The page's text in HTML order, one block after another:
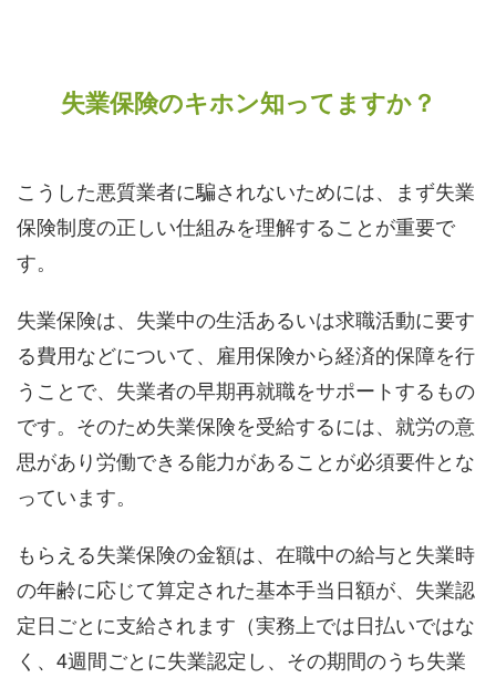
失業保険のキホン知ってますか？
こうした悪質業者に騙されないためには、まず失業
保険制度の正しい仕組みを理解することが重要で
す。
失業保険は、失業中の生活あるいは求職活動に要す
る費用などについて、雇用保険から経済的保障を行
うことで、失業者の早期再就職をサポートするもの
です。そのため失業保険を受給するには、就労の意
思があり労働できる能力があることが必須要件とな
っています。
もらえる失業保険の金額は、在職中の給与と失業時
の年齢に応じて算定された基本手当日額が、失業認
定日ごとに支給されます（実務上では日払いではな
く、4週間ごとに失業認定し、その期間のうち失業